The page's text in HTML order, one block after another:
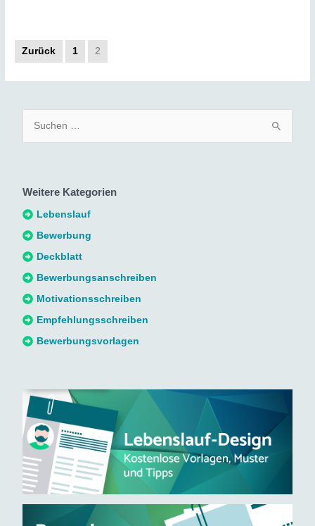
Zurück 1 2
e
n
n
a
c
Weitere Kategorien
Lebenslauf
Bewerbung
Deckblatt
Bewerbungsanschreiben
Motivationsschreiben
Empfehlungsschreiben
Bewerbungsvorlagen